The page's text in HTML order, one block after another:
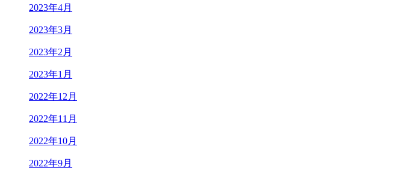
2023年4月
2023年3月
2023年2月
2023年1月
2022年12月
2022年11月
2022年10月
2022年9月